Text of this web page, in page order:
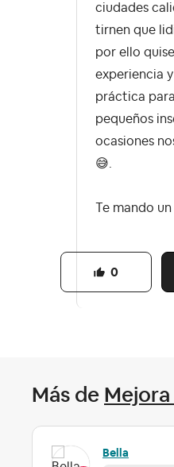
ciudades
tirnen que
por ello
experiencia
práctica
pequeños
ocasiones
😅
Te mando
0
Más de
Bella